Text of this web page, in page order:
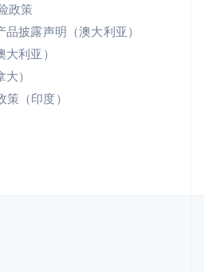
政策
披露声明（澳大利亚）
利亚）
）
（印度）